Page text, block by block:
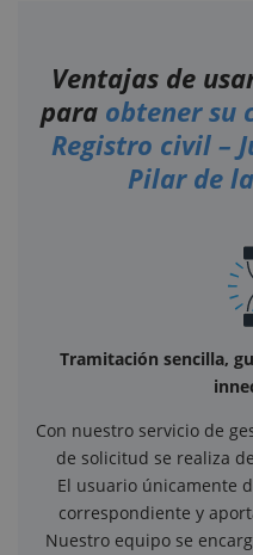
Ventajas de
para obtener su
Registro civil –
Pilar de
Tramitación sencilla,
Con nuestro servicio de
de solicitud se realiza
El usuario únicamente
correspondiente y
Nuestro equipo se